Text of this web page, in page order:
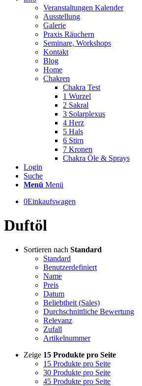
Veranstaltungen Kalender
Ausstellung
Galerie
Praxis Räuchern
Seminare, Workshops
Kontakt
Blog
Home
Chakren
Chakra Test
1 Wurzel
2 Sakral
3 Solarplexus
4 Herz
5 Hals
6 Stirn
7 Kronen
Chakra Öle & Sprays
Login
Suche
Menü Menü
0Einkaufswagen
Duftöl
Sortieren nach Standard
Standard
Benutzerdefiniert
Name
Preis
Datum
Beliebtheit (Sales)
Durchschnittliche Bewertung
Relevanz
Zufall
Artikelnummer
Zeige 15 Produkte pro Seite
15 Produkte pro Seite
30 Produkte pro Seite
45 Produkte pro Seite